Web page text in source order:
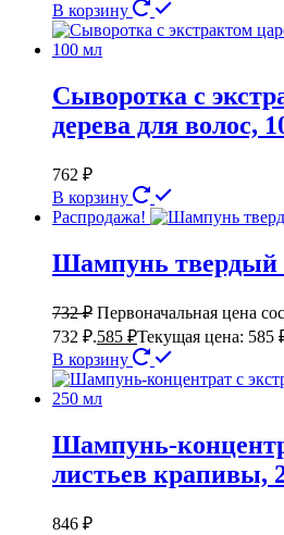
В корзину
Сыворотка с
дерева для волос,
762 ₽
В корзину
Распродажа!
Шампунь
732₽ Первоначальная цена
732 ₽.585 ₽Текущая цена: 585
В корзину
Шампунь-
листьев крапивы,
846 ₽